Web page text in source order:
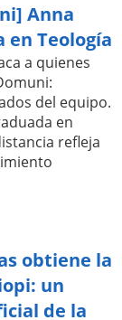
Anna
en Teología
a quienes
del equipo.
en
refleja
obtiene la
un
de la